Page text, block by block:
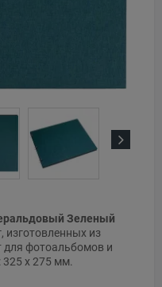
Зеленый
из
для фотоальбомов и
325 x 275 мм.